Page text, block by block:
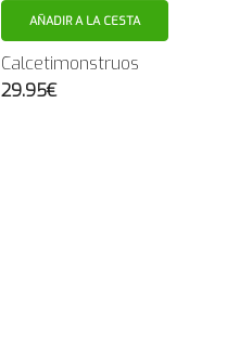
AÑADIR A LA CESTA
Calcetimonstruos
29.95€